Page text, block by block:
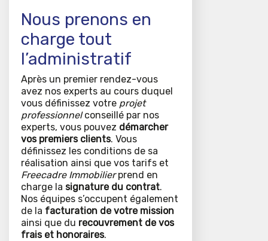
Nous prenons en
charge tout
l’administratif
Après un premier rendez-vous
avez nos experts au cours duquel
vous définissez votre projet
professionnelconseillé par nos
experts, vous pouvez démarcher
vos premiers clients. Vous
définissez les conditions de sa
réalisation ainsi que vos tarifs et
Freecadre Immobilierprend en
charge la signature du contrat.
Nos équipes s’occupent également
de la facturation de votre mission
ainsi que du recouvrement de vos
frais et honoraires.